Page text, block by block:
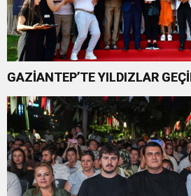
GAZİANTEP’TE YILDIZLAR